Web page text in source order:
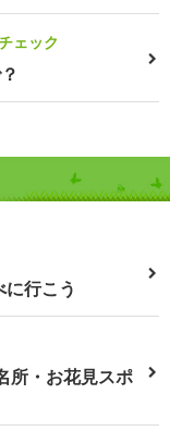
ェック
行こう
所・お花見スポ